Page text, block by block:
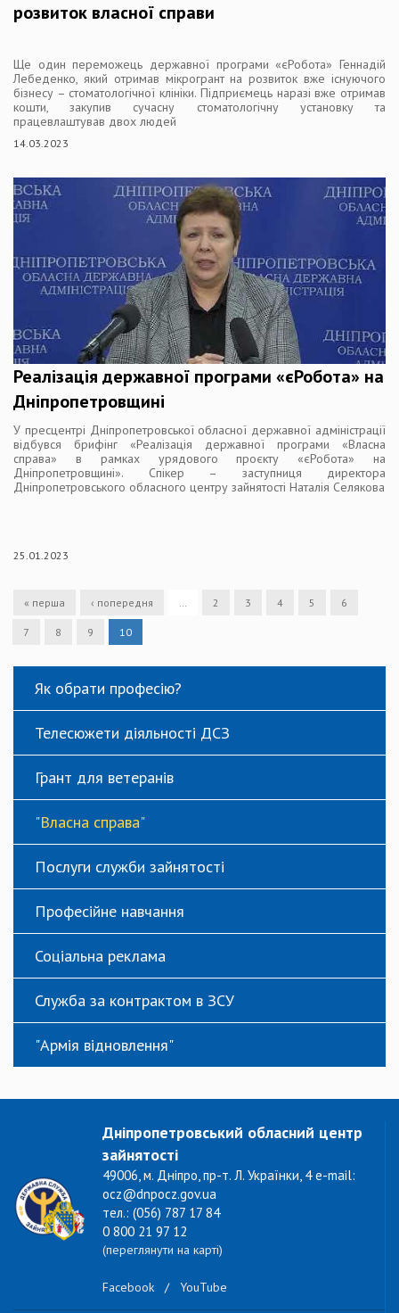
розвиток власної справи
Ще один переможець державної програми «єРобота» Геннадій
Лебеденко, який отримав мікрогрант на розвиток вже існуючого
бізнесу – стоматологічної клініки. Підприємець наразі вже отримав
кошти, закупив сучасну стоматологічну установку та
працевлаштував двох людей
14.03.2023
Реалізація державної програми «єРобота» на
Дніпропетровщині
У пресцентрі Дніпропетровської обласної державної адміністрації
відбувся брифінг «Реалізація державної програми «Власна
справа» в рамках урядового проєкту «єРобота» на
Дніпропетровщині». Спікер – заступниця директора
Дніпропетровського обласного центру зайнятості Наталія Селякова
25.01.2023
« перша ‹ попередня … 2 3 4 5 6
7 8 9 10
Як обрати професію?
Телесюжети діяльності ДСЗ
Грант для ветеранів
"Власна справа"
Послуги служби зайнятості
Професійне навчання
Соціальна реклама
Служба за контрактом в ЗСУ
"Армія відновлення"
Дніпропетровський обласний центр
зайнятості
49006, м. Дніпро, пр-т. Л. Українки, 4 e-mail:
ocz@dnpocz.gov.ua
тел.: (056) 787 17 84
0 800 21 97 12
(переглянути на карті)
Facebook / YouTube